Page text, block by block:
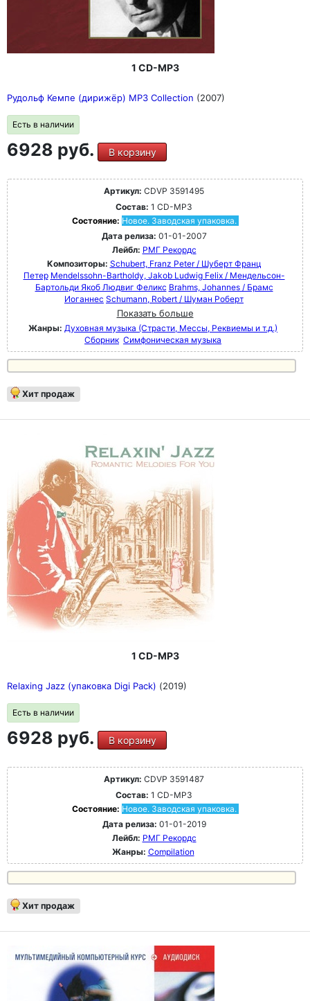
1 CD-MP3
Рудольф Кемпе (дирижёр) MP3 Collection (2007)
Есть в наличии
6928 руб. В корзину
Артикул: CDVP 3591495
Состав: 1 CD-MP3
Состояние: Новое. Заводская упаковка.
Дата релиза: 01-01-2007
Лейбл: РМГ Рекордс
Композиторы: Schubert, Franz Peter / Шуберт Франц
Петер Mendelssohn-Bartholdy, Jakob Ludwig Felix / Мендельсон-
Бартольди Якоб Людвиг Феликс Brahms, Johannes / Брамс
Иоганнес Schumann, Robert / Шуман Роберт
Показать больше
Жанры: Духовная музыка (Страсти, Мессы, Реквиемы и т.д.)
Сборник Симфоническая музыка
Хит продаж
1 CD-MP3
Relaxing Jazz (упаковка Digi Pack) (2019)
Есть в наличии
6928 руб. В корзину
Артикул: CDVP 3591487
Состав: 1 CD-MP3
Состояние: Новое. Заводская упаковка.
Дата релиза: 01-01-2019
Лейбл: РМГ Рекордс
Жанры: Compilation
Хит продаж